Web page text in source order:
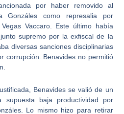
por haber removido al
Gonzáles como represalia por
Vaccaro. Este último había
supremo por la exfiscal de la
diversas sanciones disciplinarias
corrupción. Benavides no permitió
Benavides se valió de un
supuesta baja productividad por
Lo mismo hizo para retirar